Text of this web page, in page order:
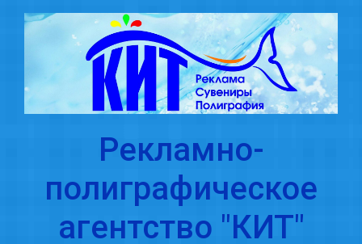
Skip to main content
Рекламно-
полиграфическое
агентство "КИТ"